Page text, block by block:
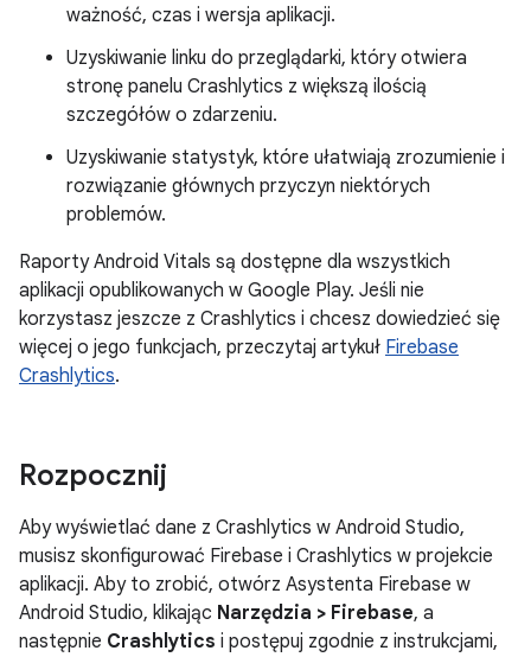
ważność, czas i wersja aplikacji.
Uzyskiwanie linku do przeglądarki, który otwiera
stronę panelu Crashlytics z większą ilością
szczegółów o zdarzeniu.
Uzyskiwanie statystyk, które ułatwiają zrozumienie i
rozwiązanie głównych przyczyn niektórych
problemów.
Raporty Android Vitals są dostępne dla wszystkich
aplikacji opublikowanych w Google Play. Jeśli nie
korzystasz jeszcze z Crashlytics i chcesz dowiedzieć się
więcej o jego funkcjach, przeczytaj artykuł Firebase
Crashlytics.
Rozpocznij
Aby wyświetlać dane z Crashlytics w Android Studio,
musisz skonfigurować Firebase i Crashlytics w projekcie
aplikacji. Aby to zrobić, otwórz Asystenta Firebase w
Android Studio, klikając Narzędzia > Firebase, a
następnie Crashlytics i postępuj zgodnie z instrukcjami,